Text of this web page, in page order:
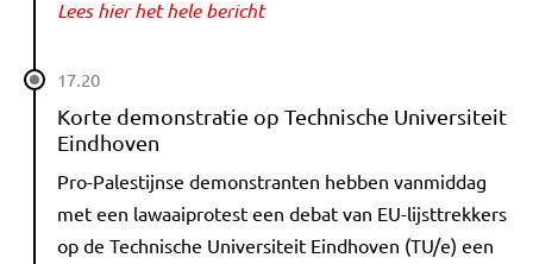
Lees hier het hele bericht
17.20
Korte demonstratie op Technische Universiteit
Eindhoven
Pro-Palestijnse demonstranten hebben vanmiddag
met een lawaaiprotest een debat van EU-lijsttrekkers
op de Technische Universiteit Eindhoven (TU/e) een